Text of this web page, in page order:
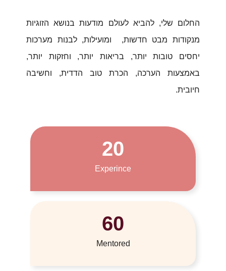
החלום שלי, להביא לעולם מודעות בנושא הזוגיות
מנקודות מבט חדשות, ומועילות, לבנות מערכות
יחסים טובות יותר, בריאות יותר, וחזקות יותר,
באמצעות הערכה, הכרת טוב הדדית, וחשיבה
חיובית.
Experince
20
Mentored
60